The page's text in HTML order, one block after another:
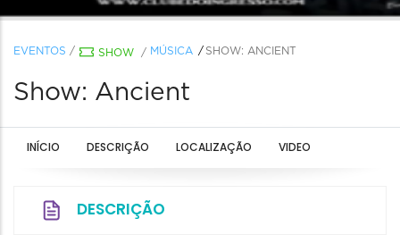
EVENTOS / SHOW / MÚSICA SHOW: ANCIENT
Show: Ancient
INÍCIO DESCRIÇÃO LOCALIZAÇÃO VIDEO
DESCRIÇÃO